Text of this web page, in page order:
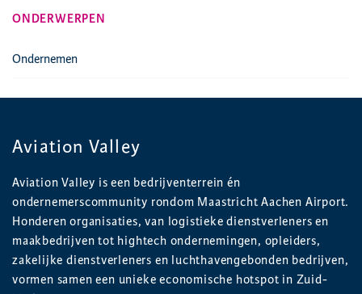
ONDERWERPEN
Ondernemen
Aviation Valley
Aviation Valley is een bedrijventerrein én
ondernemerscommunity rondom Maastricht Aachen Airport.
Honderen organisaties, van logistieke dienstverleners en
maakbedrijven tot hightech ondernemingen, opleiders,
zakelijke dienstverleners en luchthavengebonden bedrijven,
vormen samen een unieke economische hotspot in Zuid-